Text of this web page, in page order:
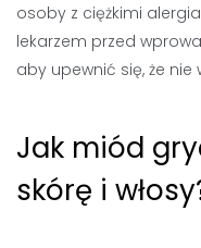
osoby z ciężkimi
lekarzem przed
aby upewnić się, że nie
Jak miód
skórę i